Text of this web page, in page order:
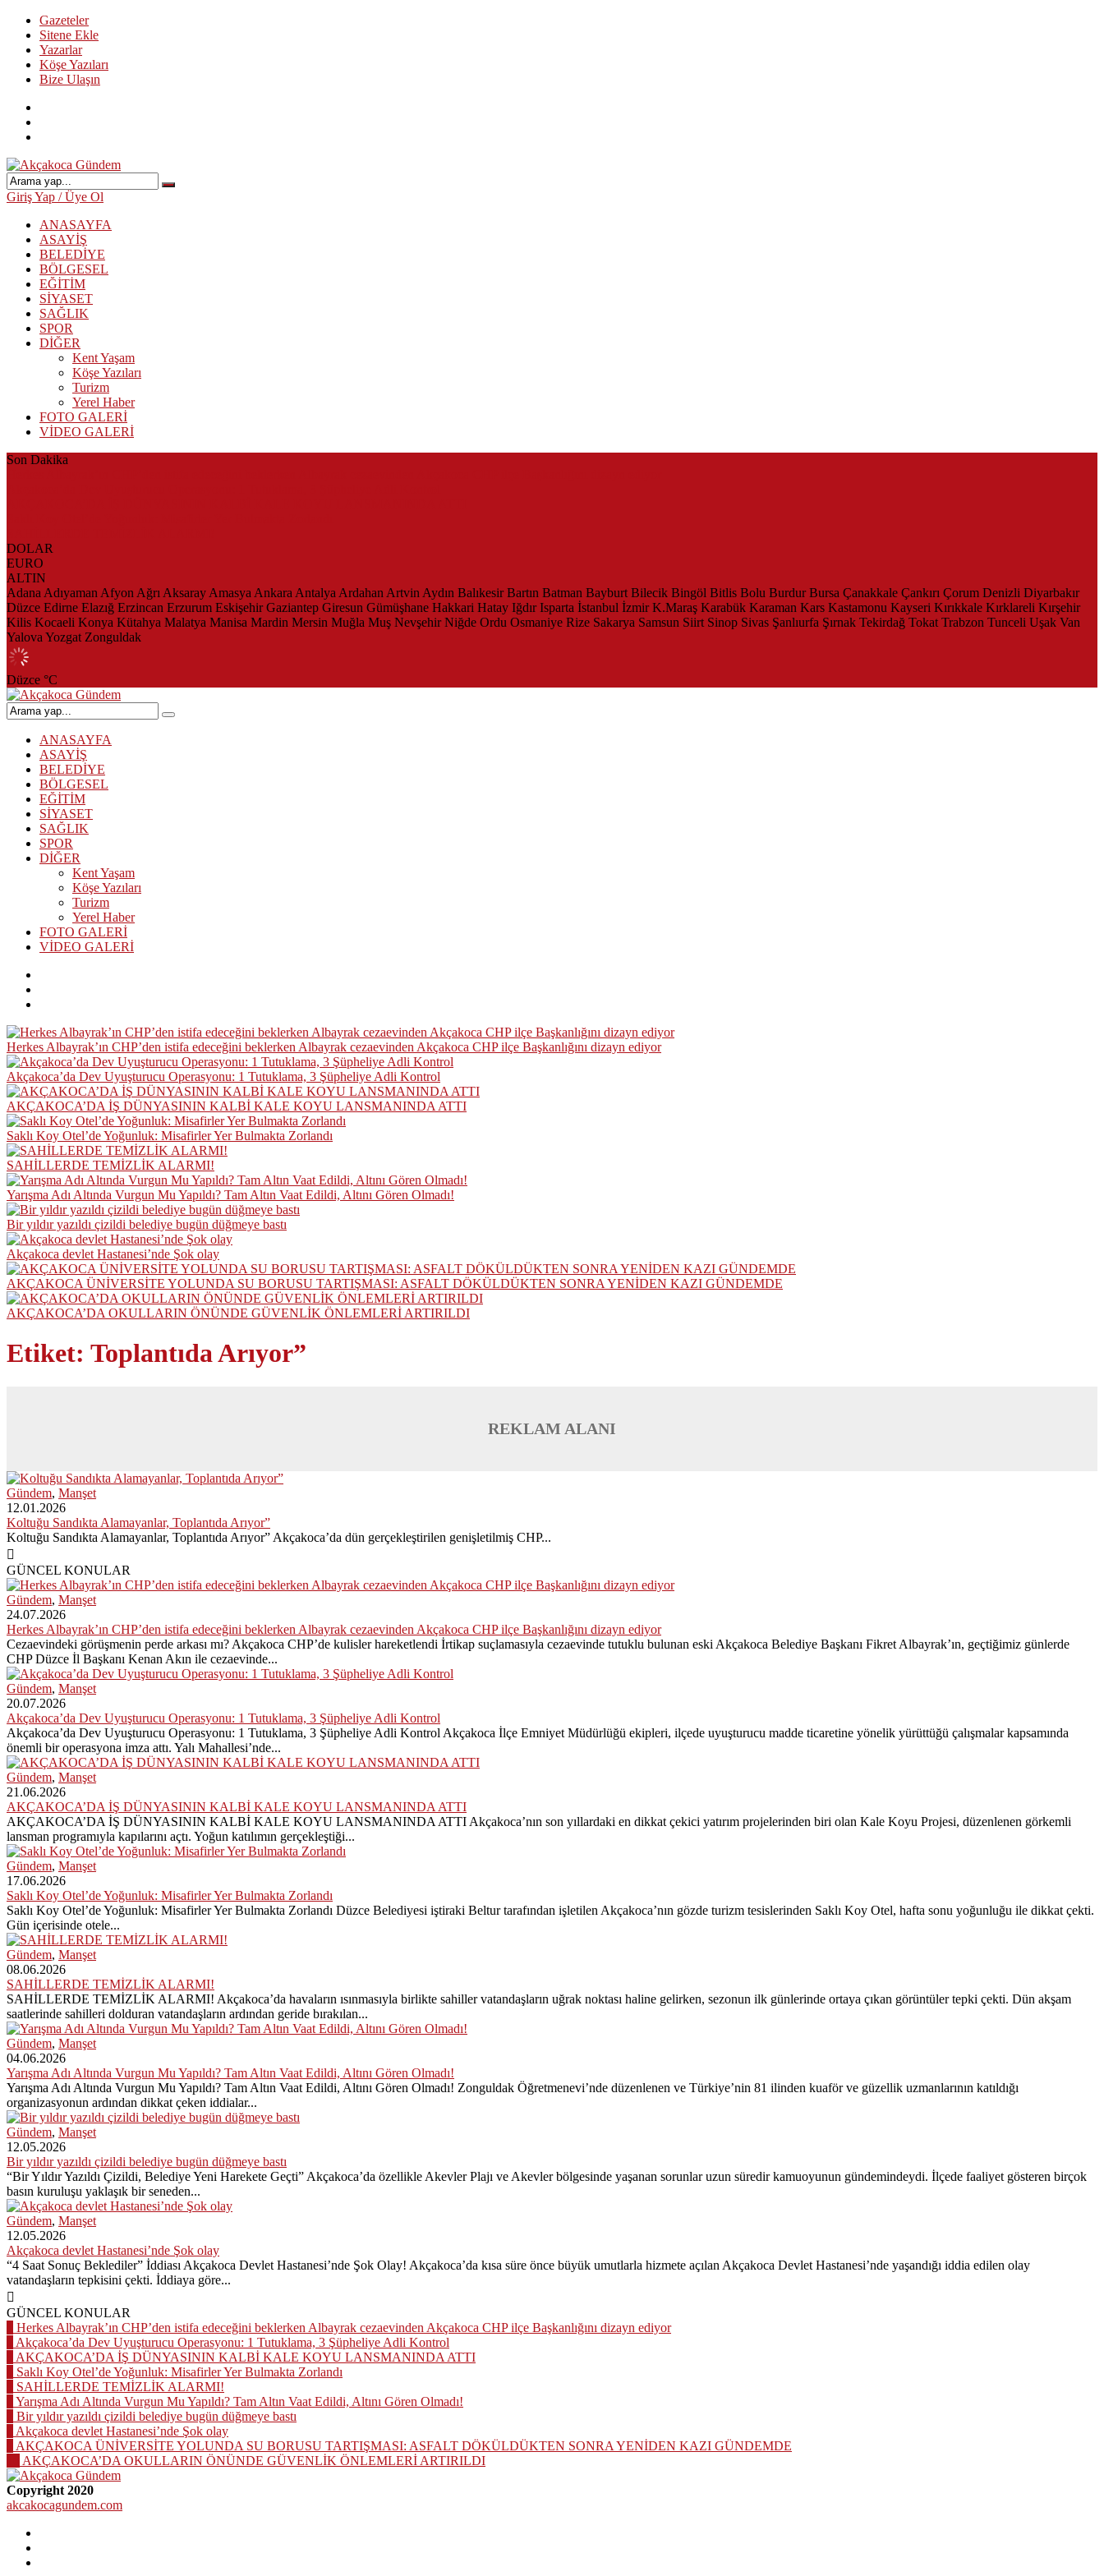
Gazeteler
Sitene Ekle
Yazarlar
Köşe Yazıları
Bize Ulaşın
Giriş Yap / Üye Ol
ANASAYFA
ASAYİŞ
BELEDİYE
BÖLGESEL
EĞİTİM
SİYASET
SAĞLIK
SPOR
DİĞER
Kent Yaşam
Köşe Yazıları
Turizm
Yerel Haber
FOTO GALERİ
VİDEO GALERİ
Son Dakika
DOLAR
EURO
ALTIN
Adana Adıyaman Afyon Ağrı Aksaray Amasya Ankara Antalya Ardahan Artvin Aydın Balıkesir Bartın Batman Bayburt Bilecik Bingöl Bitlis Bolu Burdur Bursa Çanakkale Çankırı Çorum Denizli Diyarbakır
Düzce Edirne Elazığ Erzincan Erzurum Eskişehir Gaziantep Giresun Gümüşhane Hakkari Hatay Iğdır Isparta İstanbul İzmir K.Maraş Karabük Karaman Kars Kastamonu Kayseri Kırıkkale Kırklareli Kırşehir
Kilis Kocaeli Konya Kütahya Malatya Manisa Mardin Mersin Muğla Muş Nevşehir Niğde Ordu Osmaniye Rize Sakarya Samsun Siirt Sinop Sivas Şanlıurfa Şırnak Tekirdağ Tokat Trabzon Tunceli Uşak Van
Yalova Yozgat Zonguldak
Düzce °C
ANASAYFA
ASAYİŞ
BELEDİYE
BÖLGESEL
EĞİTİM
SİYASET
SAĞLIK
SPOR
DİĞER
Kent Yaşam
Köşe Yazıları
Turizm
Yerel Haber
FOTO GALERİ
VİDEO GALERİ
Herkes Albayrak’ın CHP’den istifa edeceğini beklerken Albayrak cezaevinden Akçakoca CHP ilçe Başkanlığını dizayn ediyor
Akçakoca’da Dev Uyuşturucu Operasyonu: 1 Tutuklama, 3 Şüpheliye Adli Kontrol
AKÇAKOCA’DA İŞ DÜNYASININ KALBİ KALE KOYU LANSMANINDA ATTI
Saklı Koy Otel’de Yoğunluk: Misafirler Yer Bulmakta Zorlandı
SAHİLLERDE TEMİZLİK ALARMI!
Yarışma Adı Altında Vurgun Mu Yapıldı? Tam Altın Vaat Edildi, Altını Gören Olmadı!
Bir yıldır yazıldı çizildi belediye bugün düğmeye bastı
Akçakoca devlet Hastanesi’nde Şok olay
AKÇAKOCA ÜNİVERSİTE YOLUNDA SU BORUSU TARTIŞMASI: ASFALT DÖKÜLDÜKTEN SONRA YENİDEN KAZI GÜNDEMDE
AKÇAKOCA’DA OKULLARIN ÖNÜNDE GÜVENLİK ÖNLEMLERİ ARTIRILDI
Etiket: Toplantıda Arıyor”
REKLAM ALANI
Gündem, Manşet
12.01.2026
Koltuğu Sandıkta Alamayanlar, Toplantıda Arıyor”
Koltuğu Sandıkta Alamayanlar, Toplantıda Arıyor” Akçakoca’da dün gerçekleştirilen genişletilmiş CHP...
GÜNCEL KONULAR
Gündem, Manşet
24.07.2026
Herkes Albayrak’ın CHP’den istifa edeceğini beklerken Albayrak cezaevinden Akçakoca CHP ilçe Başkanlığını dizayn ediyor
Cezaevindeki görüşmenin perde arkası mı? Akçakoca CHP’de kulisler hareketlendi İrtikap suçlamasıyla cezaevinde tutuklu bulunan eski Akçakoca Belediye Başkanı Fikret Albayrak’ın, geçtiğimiz günlerde
CHP Düzce İl Başkanı Kenan Akın ile cezaevinde...
Gündem, Manşet
20.07.2026
Akçakoca’da Dev Uyuşturucu Operasyonu: 1 Tutuklama, 3 Şüpheliye Adli Kontrol
Akçakoca’da Dev Uyuşturucu Operasyonu: 1 Tutuklama, 3 Şüpheliye Adli Kontrol Akçakoca İlçe Emniyet Müdürlüğü ekipleri, ilçede uyuşturucu madde ticaretine yönelik yürüttüğü çalışmalar kapsamında
önemli bir operasyona imza attı. Yalı Mahallesi’nde...
Gündem, Manşet
21.06.2026
AKÇAKOCA’DA İŞ DÜNYASININ KALBİ KALE KOYU LANSMANINDA ATTI
AKÇAKOCA’DA İŞ DÜNYASININ KALBİ KALE KOYU LANSMANINDA ATTI Akçakoca’nın son yıllardaki en dikkat çekici yatırım projelerinden biri olan Kale Koyu Projesi, düzenlenen görkemli
lansman programıyla kapılarını açtı. Yoğun katılımın gerçekleştiği...
Gündem, Manşet
17.06.2026
Saklı Koy Otel’de Yoğunluk: Misafirler Yer Bulmakta Zorlandı
Saklı Koy Otel’de Yoğunluk: Misafirler Yer Bulmakta Zorlandı Düzce Belediyesi iştiraki Beltur tarafından işletilen Akçakoca’nın gözde turizm tesislerinden Saklı Koy Otel, hafta sonu yoğunluğu ile dikkat çekti.
Gün içerisinde otele...
Gündem, Manşet
08.06.2026
SAHİLLERDE TEMİZLİK ALARMI!
SAHİLLERDE TEMİZLİK ALARMI! Akçakoca’da havaların ısınmasıyla birlikte sahiller vatandaşların uğrak noktası haline gelirken, sezonun ilk günlerinde ortaya çıkan görüntüler tepki çekti. Dün akşam
saatlerinde sahilleri dolduran vatandaşların ardından geride bırakılan...
Gündem, Manşet
04.06.2026
Yarışma Adı Altında Vurgun Mu Yapıldı? Tam Altın Vaat Edildi, Altını Gören Olmadı!
Yarışma Adı Altında Vurgun Mu Yapıldı? Tam Altın Vaat Edildi, Altını Gören Olmadı! Zonguldak Öğretmenevi’nde düzenlenen ve Türkiye’nin 81 ilinden kuaför ve güzellik uzmanlarının katıldığı
organizasyonun ardından dikkat çeken iddialar...
Gündem, Manşet
12.05.2026
Bir yıldır yazıldı çizildi belediye bugün düğmeye bastı
“Bir Yıldır Yazıldı Çizildi, Belediye Yeni Harekete Geçti” Akçakoca’da özellikle Akevler Plajı ve Akevler bölgesinde yaşanan sorunlar uzun süredir kamuoyunun gündemindeydi. İlçede faaliyet gösteren birçok
basın kuruluşu yaklaşık bir seneden...
Gündem, Manşet
12.05.2026
Akçakoca devlet Hastanesi’nde Şok olay
“4 Saat Sonuç Beklediler” İddiası Akçakoca Devlet Hastanesi’nde Şok Olay! Akçakoca’da kısa süre önce büyük umutlarla hizmete açılan Akçakoca Devlet Hastanesi’nde yaşandığı iddia edilen olay
vatandaşların tepkisini çekti. İddiaya göre...
GÜNCEL KONULAR
Herkes Albayrak’ın CHP’den istifa edeceğini beklerken Albayrak cezaevinden Akçakoca CHP ilçe Başkanlığını dizayn ediyor
Akçakoca’da Dev Uyuşturucu Operasyonu: 1 Tutuklama, 3 Şüpheliye Adli Kontrol
AKÇAKOCA’DA İŞ DÜNYASININ KALBİ KALE KOYU LANSMANINDA ATTI
Saklı Koy Otel’de Yoğunluk: Misafirler Yer Bulmakta Zorlandı
SAHİLLERDE TEMİZLİK ALARMI!
Yarışma Adı Altında Vurgun Mu Yapıldı? Tam Altın Vaat Edildi, Altını Gören Olmadı!
Bir yıldır yazıldı çizildi belediye bugün düğmeye bastı
Akçakoca devlet Hastanesi’nde Şok olay
AKÇAKOCA ÜNİVERSİTE YOLUNDA SU BORUSU TARTIŞMASI: ASFALT DÖKÜLDÜKTEN SONRA YENİDEN KAZI GÜNDEMDE
AKÇAKOCA’DA OKULLARIN ÖNÜNDE GÜVENLİK ÖNLEMLERİ ARTIRILDI
Copyright 2020
akcakocagundem.com